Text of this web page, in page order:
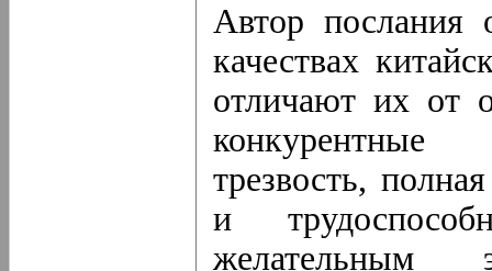
Автор послания
качествах
отличают их от
конкурентные
трезвость,
и
желательным